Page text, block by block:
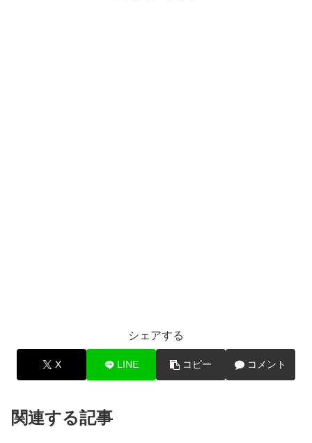
シェアする
X LINE コピー コメント
関連する記事